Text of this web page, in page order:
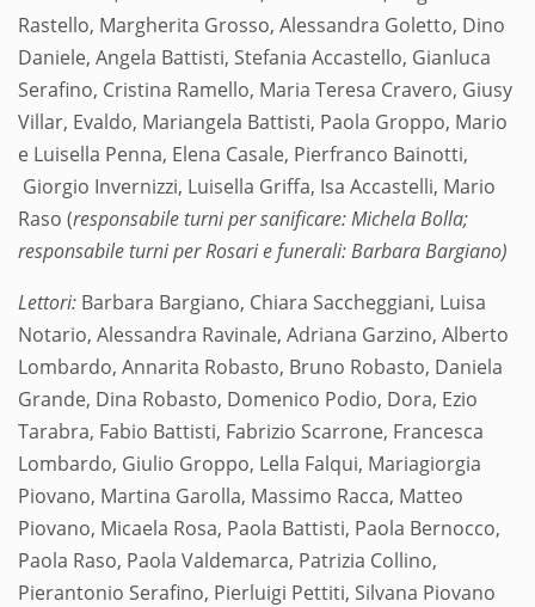
Rastello, Margherita Grosso, Alessandra Goletto, Dino
Daniele, Angela Battisti, Stefania Accastello, Gianluca
Serafino, Cristina Ramello, Maria Teresa Cravero, Giusy
Villar, Evaldo, Mariangela Battisti, Paola Groppo, Mario
e Luisella Penna, Elena Casale, Pierfranco Bainotti,
Giorgio Invernizzi, Luisella Griffa, Isa Accastelli, Mario
Raso (responsabile turni per sanificare: Michela Bolla;
responsabile turni per Rosari e funerali: Barbara Bargiano)
Lettori: Barbara Bargiano, Chiara Saccheggiani, Luisa
Notario, Alessandra Ravinale, Adriana Garzino, Alberto
Lombardo, Annarita Robasto, Bruno Robasto, Daniela
Grande, Dina Robasto, Domenico Podio, Dora, Ezio
Tarabra, Fabio Battisti, Fabrizio Scarrone, Francesca
Lombardo, Giulio Groppo, Lella Falqui, Mariagiorgia
Piovano, Martina Garolla, Massimo Racca, Matteo
Piovano, Micaela Rosa, Paola Battisti, Paola Bernocco,
Paola Raso, Paola Valdemarca, Patrizia Collino,
Pierantonio Serafino, Pierluigi Pettiti, Silvana Piovano